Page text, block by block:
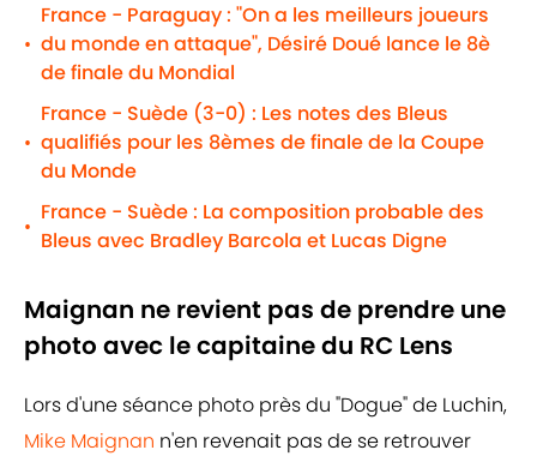
•
France - Paraguay : "On a les meilleurs joueurs
du monde en attaque", Désiré Doué lance le 8è
de finale du Mondial
•
France - Suède (3-0) : Les notes des Bleus
qualifiés pour les 8èmes de finale de la Coupe
du Monde
•
France - Suède : La composition probable des
Bleus avec Bradley Barcola et Lucas Digne
Maignan ne revient pas de prendre une
photo avec le capitaine du RC Lens
Lors d'une séance photo près du "Dogue" de Luchin,
Mike Maignan n'en revenait pas de se retrouver